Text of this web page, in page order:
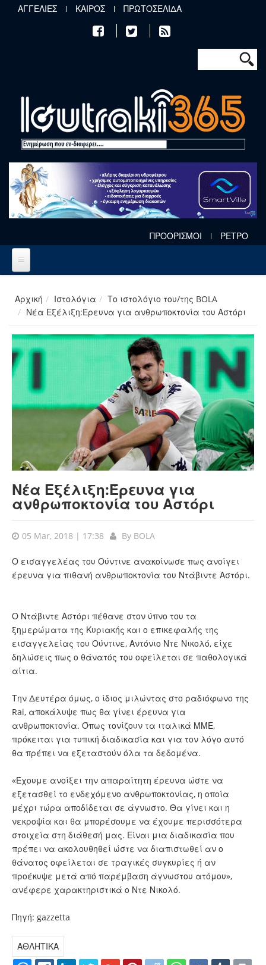
Παράκαμψη προς το κυρίως περιεχόμενο
ΑΓΓΕΛΙΕΣ ΚΑΙΡΟΣ ΠΡΩΤΟΣΕΛΙΔΑ
Φόρμα
Αναζήτηση
ΠΡΟΟΡΙΣΜΟΙ ΡΕΤΡΟ
Αρχική Ιστολόγια
Το ιστολόγιο του/της BOLA
Νέα Εξέλιξη:Έρευνα για ανθρωποκτονία του Αστόρι
Νέα Εξέλιξη:Έρευνα για
ανθρωποκτονία του Αστόρι
05 Mar, 2018 | 17:38 By BOLA
Ο εισαγγελέας του Ούντινε ανακοίνωσε πως ανοίγει
έρευνα για πιθανή ανθρωποκτονία του Ντάβιντε Αστόρι.
Ο Ντάβιντε Αστόρι πέθανε στον ύπνο του τα
ξημερώματα της Κυριακής και ο επικεφαλής της
εισαγγελείας του Ούντινε, Αντόνιο Ντε Νικολό, είχε
δηλώσεις πως ο θάνατός του οφείλεται σε παθολογικά
αίτια.
Την Δευτέρα όμως, ο ίδιος μιλώντας στο ραδιόφωνο της
Rai, αποκάλυψε πως θα γίνει έρευνα για
ανθρωποκτονία. Όπως τονίζουν τα ιταλικά ΜΜΕ,
πρόκειται για τυπική διαδικασία και για τον λόγο αυτό
θα πρέπει να εξεταστούν όλα τα δεδομένα.
«Έχουμε ανοίξει την απαραίτητη έρευνα ώστε να
εξετασθεί το ενδεχόμενο ανθρωποκτονίας, η οποία
μέχρι τώρα αποδίδεται σε άγνωστο. Θα γίνει και η
νεκροψία και θα μπορέσουμε να έχουμε περισσότερα
στοιχεία στη διάθεσή μας. Είναι μια διαδικασία που
πρέπει να ακολουθηθεί ώστε να διαπιστωθεί αν ο
θάνατος οφείλεται σε τραγικές συγκυρίες ή αν
προέκυψε μετά από παρέμβαση άγνωστου ατόμου»,
ανέφερε χαρακτηριστικά ο Ντε Νικολό.
Πηγή: gazzetta
ΑΘΛΗΤΙΚΑ